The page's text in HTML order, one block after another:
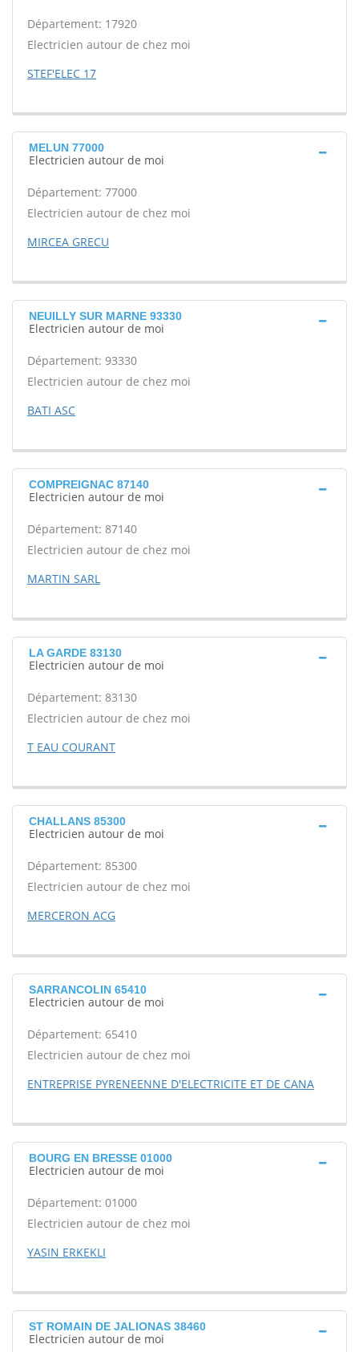
Département: 17920
Electricien autour de chez moi
STEF'ELEC 17
MELUN 77000
Electricien autour de moi
Département: 77000
Electricien autour de chez moi
MIRCEA GRECU
NEUILLY SUR MARNE 93330
Electricien autour de moi
Département: 93330
Electricien autour de chez moi
BATI ASC
COMPREIGNAC 87140
Electricien autour de moi
Département: 87140
Electricien autour de chez moi
MARTIN SARL
LA GARDE 83130
Electricien autour de moi
Département: 83130
Electricien autour de chez moi
T EAU COURANT
CHALLANS 85300
Electricien autour de moi
Département: 85300
Electricien autour de chez moi
MERCERON ACG
SARRANCOLIN 65410
Electricien autour de moi
Département: 65410
Electricien autour de chez moi
ENTREPRISE PYRENEENNE D'ELECTRICITE ET DE CANA
BOURG EN BRESSE 01000
Electricien autour de moi
Département: 01000
Electricien autour de chez moi
YASIN ERKEKLI
ST ROMAIN DE JALIONAS 38460
Electricien autour de moi